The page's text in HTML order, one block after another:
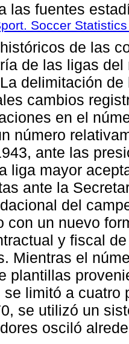
las fuentes
Soccer
de las
de las ligas
delimitación
cambios
en el
número
ante las
liga mayor
ante la
del
con un nuevo
y fiscal
Mientras el
plantillas
se limitó a cuatro
se utilizó un
osciló